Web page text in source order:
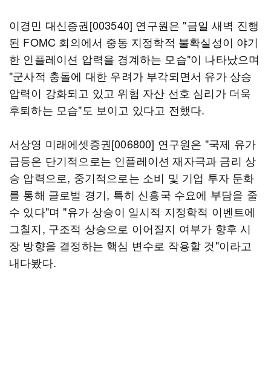
이경민 대신증권[003540] 연구원은 "금일 새벽 진행
된 FOMC 회의에서 중동 지정학적 불확실성이 야기
한 인플레이션 압력을 경계하는 모습"이 나타났으며
"군사적 충돌에 대한 우려가 부각되면서 유가 상승
압력이 강화되고 있고 위험 자산 선호 심리가 더욱
후퇴하는 모습"도 보이고 있다고 전했다.
서상영 미래에셋증권[006800] 연구원은 "국제 유가
급등은 단기적으로는 인플레이션 재자극과 금리 상
승 압력으로, 중기적으로는 소비 및 기업 투자 둔화
를 통해 글로벌 경기, 특히 신흥국 수요에 부담을 줄
수 있다"며 "유가 상승이 일시적 지정학적 이벤트에
그칠지, 구조적 상승으로 이어질지 여부가 향후 시
장 방향을 결정하는 핵심 변수로 작용할 것"이라고
내다봤다.